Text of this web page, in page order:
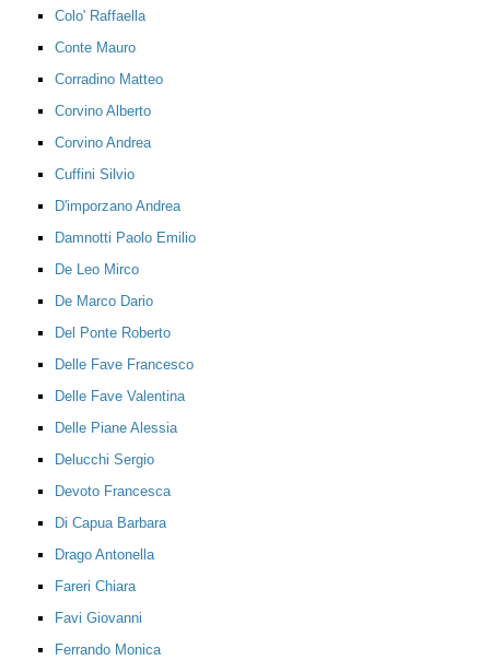
Colo' Raffaella
Conte Mauro
Corradino Matteo
Corvino Alberto
Corvino Andrea
Cuffini Silvio
D'imporzano Andrea
Damnotti Paolo Emilio
De Leo Mirco
De Marco Dario
Del Ponte Roberto
Delle Fave Francesco
Delle Fave Valentina
Delle Piane Alessia
Delucchi Sergio
Devoto Francesca
Di Capua Barbara
Drago Antonella
Fareri Chiara
Favi Giovanni
Ferrando Monica